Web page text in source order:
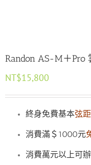
Randon AS-M＋
NT$15,800
終身免費基本弦
消費滿＄1000元
消費萬元以上可